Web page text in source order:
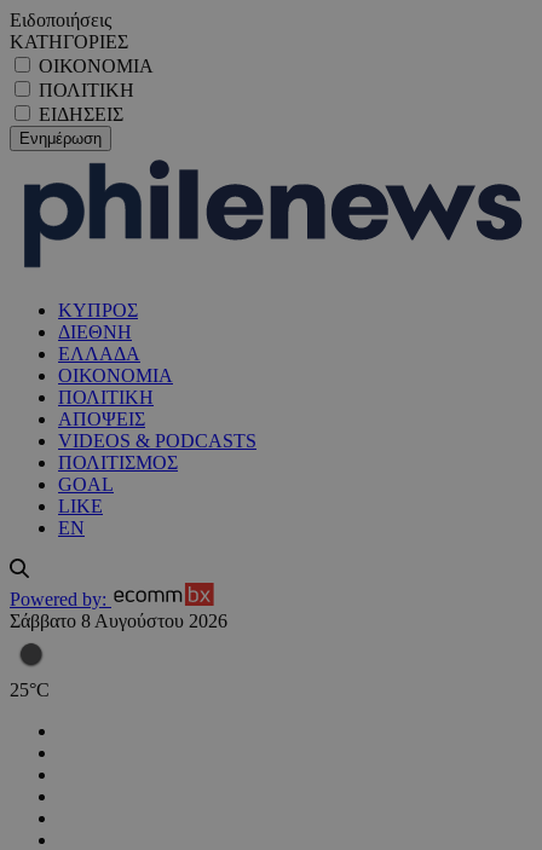
Ειδοποιήσεις
ΚΑΤΗΓΟΡΙΕΣ
ΟΙΚΟΝΟΜΙΑ
ΠΟΛΙΤΙΚΗ
ΕΙΔΗΣΕΙΣ
ΚΥΠΡΟΣ
ΔΙΕΘΝΗ
ΕΛΛΑΔΑ
ΟΙΚΟΝΟΜΙΑ
ΠΟΛΙΤΙΚΗ
ΑΠΟΨΕΙΣ
VIDEOS & PODCASTS
ΠΟΛΙΤΙΣΜΟΣ
GOAL
LIKE
EN
Powered by:
Σάββατο 8 Αυγούστου 2026
25°C